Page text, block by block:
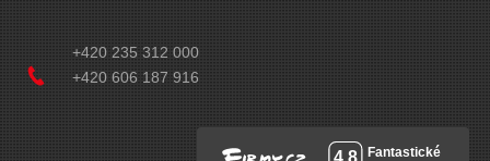
+420 235 312 000
+420 606 187 916